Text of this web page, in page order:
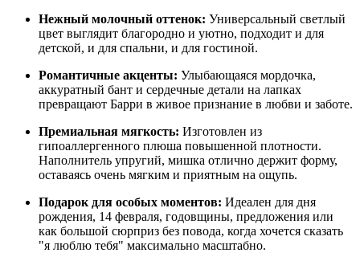
Нежный молочный оттенок: Универсальный светлый
цвет выглядит благородно и уютно, подходит и для
детской, и для спальни, и для гостиной.
Романтичные акценты: Улыбающаяся мордочка,
аккуратный бант и сердечные детали на лапках
превращают Барри в живое признание в любви и заботе.
Премиальная мягкость: Изготовлен из
гипоаллергенного плюша повышенной плотности.
Наполнитель упругий, мишка отлично держит форму,
оставаясь очень мягким и приятным на ощупь.
Подарок для особых моментов: Идеален для дня
рождения, 14 февраля, годовщины, предложения или
как большой сюрприз без повода, когда хочется сказать
"я люблю тебя" максимально масштабно.